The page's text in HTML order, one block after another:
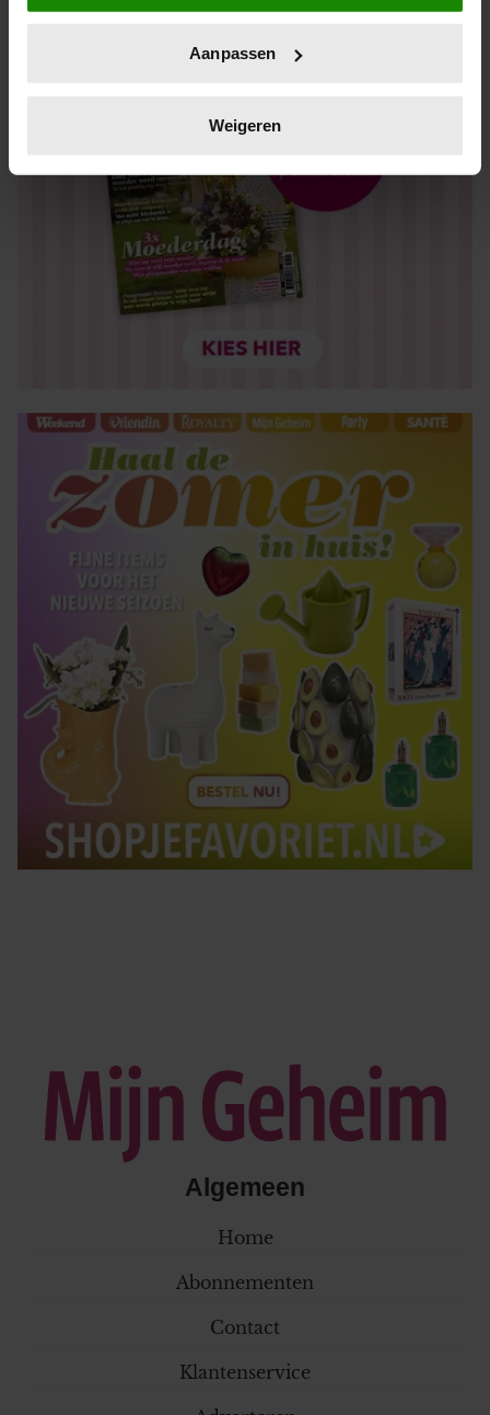
die tot een paar meter nauwkeurig kan zijn
op specifieke eigenschappen (fingerprinting)
verwerkt en stel uw voorkeuren in het
intrekken in de Cookieverklaring.
We gebruiken cookies om content en advertenties te
personaliseren, om functies voor social media te bieden
en om ons websiteverkeer te analyseren. Ook delen we
informatie over uw gebruik van onze site met onze
partners kunnen deze gegevens combineren met andere
verzameld op basis van uw gebruik van hun services. U
gaat akkoord met onze cookies als u onze website blijft
gebruiken.
Aanpassen
Weigeren
Algemeen
Home
Abonnementen
Contact
Klantenservice